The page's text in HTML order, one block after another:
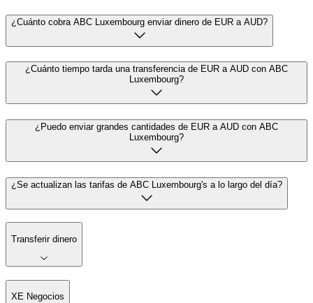
¿Cuánto cobra ABC Luxembourg enviar dinero de EUR a AUD?
¿Cuánto tiempo tarda una transferencia de EUR a AUD con ABC
Luxembourg?
¿Puedo enviar grandes cantidades de EUR a AUD con ABC
Luxembourg?
¿Se actualizan las tarifas de ABC Luxembourg's a lo largo del día?
Transferir dinero
XE Negocios